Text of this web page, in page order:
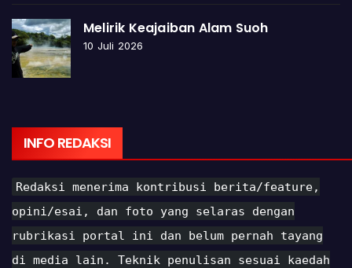
Melirik Keajaiban Alam Suoh
10 Juli 2026
INFO REDAKSI
Redaksi menerima kontribusi berita/feature,
opini/esai, dan foto yang selaras dengan
rubrikasi portal ini dan belum pernah tayang
di media lain. Teknik penulisan sesuai kaedah